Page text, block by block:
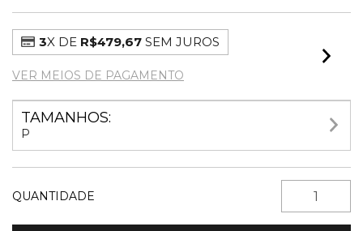
3X DE R$479,67SEM JUROS
VER MEIOS DE PAGAMENTO
TAMANHOS:
P
QUANTIDADE